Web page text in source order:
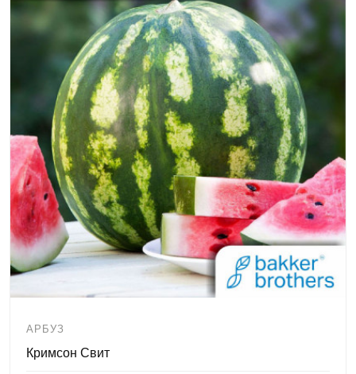
АРБУЗ
Кримсон Свит